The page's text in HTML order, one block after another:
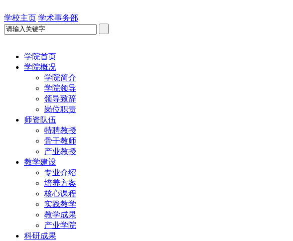
学校主页 学术事务部
学院首页
学院概况
学院简介
学院领导
领导致辞
岗位职责
师资队伍
特聘教授
骨干教师
产业教授
教学建设
专业介绍
培养方案
核心课程
实践教学
教学成果
产业学院
科研成果